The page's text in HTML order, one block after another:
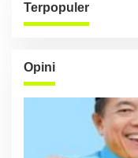
Terpopuler
Opini